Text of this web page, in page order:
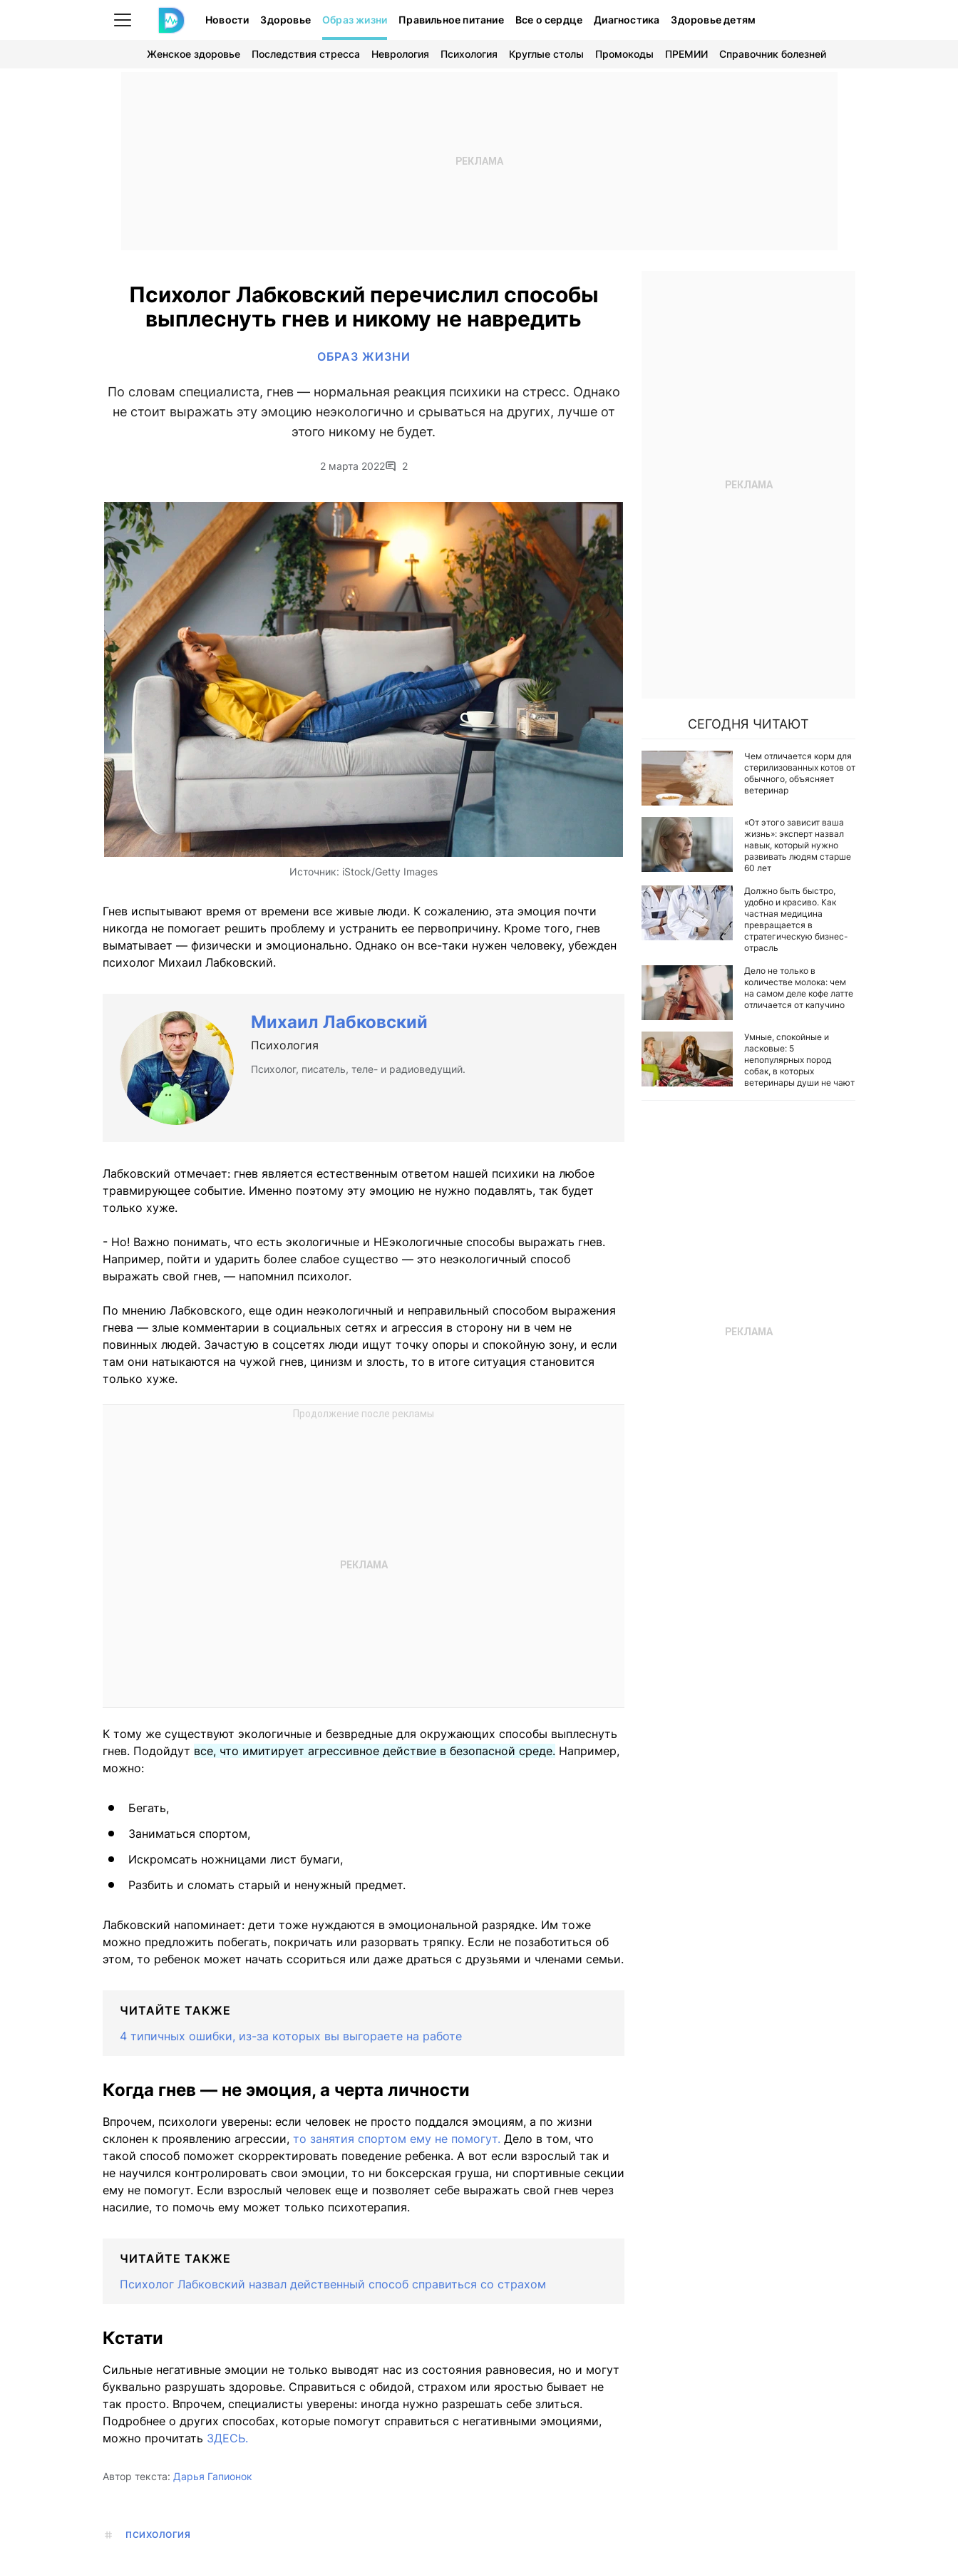
Новости Здоровье Образ жизни Правильное питание Все о сердце Диагностика Здоровье детям
Женское здоровье Последствия стресса Неврология Психология Круглые столы Промокоды ПРЕМИИ Справочник болезней
Психолог Лабковский перечислил способы
выплеснуть гнев и никому не навредить
ОБРАЗ ЖИЗНИ
По словам специалиста, гнев — нормальная реакция психики на стресс. Однако
не стоит выражать эту эмоцию неэкологично и срываться на других, лучше от
этого никому не будет.
2 марта 2022 2
Источник: iStock/Getty Images
Гнев испытывают время от времени все живые люди. К сожалению, эта эмоция почти
никогда не помогает решить проблему и устранить ее первопричину. Кроме того, гнев
выматывает — физически и эмоционально. Однако он все-таки нужен человеку, убежден
психолог Михаил Лабковский.
Михаил Лабковский
Психология
Психолог, писатель, теле- и радиоведущий.
Лабковский отмечает: гнев является естественным ответом нашей психики на любое
травмирующее событие. Именно поэтому эту эмоцию не нужно подавлять, так будет
только хуже.
- Но! Важно понимать, что есть экологичные и НЕэкологичные способы выражать гнев.
Например, пойти и ударить более слабое существо — это неэкологичный способ
выражать свой гнев, — напомнил психолог.
По мнению Лабковского, еще один неэкологичный и неправильный способом выражения
гнева — злые комментарии в социальных сетях и агрессия в сторону ни в чем не
повинных людей. Зачастую в соцсетях люди ищут точку опоры и спокойную зону, и если
там они натыкаются на чужой гнев, цинизм и злость, то в итоге ситуация становится
только хуже.
К тому же существуют экологичные и безвредные для окружающих способы выплеснуть
гнев. Подойдут все, что имитирует агрессивное действие в безопасной среде. Например,
можно:
Бегать,
Заниматься спортом,
Искромсать ножницами лист бумаги,
Разбить и сломать старый и ненужный предмет.
Лабковский напоминает: дети тоже нуждаются в эмоциональной разрядке. Им тоже
можно предложить побегать, покричать или разорвать тряпку. Если не позаботиться об
этом, то ребенок может начать ссориться или даже драться с друзьями и членами семьи.
ЧИТАЙТЕ ТАКЖЕ
4 типичных ошибки, из-за которых вы выгораете на работе
Когда гнев — не эмоция, а черта личности
Впрочем, психологи уверены: если человек не просто поддался эмоциям, а по жизни
склонен к проявлению агрессии, то занятия спортом ему не помогут. Дело в том, что
такой способ поможет скорректировать поведение ребенка. А вот если взрослый так и
не научился контролировать свои эмоции, то ни боксерская груша, ни спортивные секции
ему не помогут. Если взрослый человек еще и позволяет себе выражать свой гнев через
насилие, то помочь ему может только психотерапия.
ЧИТАЙТЕ ТАКЖЕ
Психолог Лабковский назвал действенный способ справиться со страхом
Кстати
Сильные негативные эмоции не только выводят нас из состояния равновесия, но и могут
буквально разрушать здоровье. Справиться с обидой, страхом или яростью бывает не
так просто. Впрочем, специалисты уверены: иногда нужно разрешать себе злиться.
Подробнее о других способах, которые помогут справиться с негативными эмоциями,
можно прочитать ЗДЕСЬ.
Автор текста: Дарья Гапионок
ПСИХОЛОГИЯ
СЕГОДНЯ ЧИТАЮТ
Чем отличается корм для
стерилизованных котов от
обычного, объясняет
ветеринар
«От этого зависит ваша
жизнь»: эксперт назвал
навык, который нужно
развивать людям старше
60 лет
Должно быть быстро,
удобно и красиво. Как
частная медицина
превращается в
стратегическую бизнес-
отрасль
Дело не только в
количестве молока: чем
на самом деле кофе латте
отличается от капучино
Умные, спокойные и
ласковые: 5
непопулярных пород
собак, в которых
ветеринары души не чают